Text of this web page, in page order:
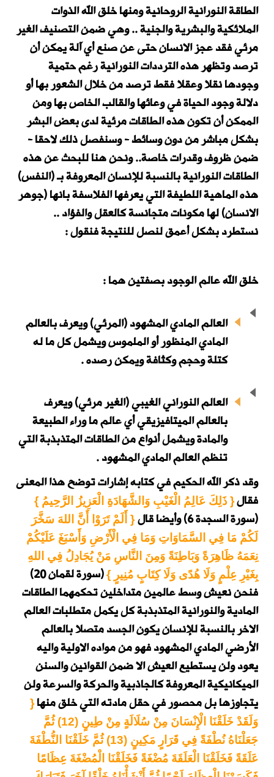
الطاقة النورانية الروحانية ومنها خلق الله الذوات
الملائكية والبشرية والجنية .. وهي ضمن التصنيف الغير
مرئي فقد عجز الانسان حتى عن صنع أي آلة يمكن أن
ترصد وتظهر هذه الترددات النورانية رغم حتمية
وجودها نقلا وعقلا فقط ترصد من خلال الشعور بها أو
دلالة وجود الحياة في وعائها والقالب الخاص بها ومن
الممكن أن تكون هذه الطاقات مرئية لدى بعض البشر
بشكل مباشر من دون وسائط - وسنفصل ذلك لاحقا -
ضمن ظروف وقدرات خاصة.. ونحن هنا للبحث عن هذه
الطاقات النورانية بالنسبة للإنسان المعروفة بـ (النفس)
هذه الماهية اللطيفة التي يعرفها الفلاسفة بانها (جوهر
الانسان) لها مكونات متجانسة كالعقل والفؤاد ..
نستطرد بشكل أعمق لنصل للنتيجة فنقول :
خلق الله عالم الوجود بصفتين هما :
العالم المادي المشهود (المرئي) ويعرف بالعالم
المادي المنظور أو الملموس ويشمل كل ما له
كتلة وحجم وكثافة ويمكن رصده .
العالم النوراني الغيبي (الغير مرئي) ويعرف
بالعالم الميتافيزيقي أي عالم ما وراء الطبيعة
والمادة ويشمل أنواع من الطاقات المتذبذبة التي
تنظم العالم المادي المشهود .
وقد ذكر الله الحكيم في كتابه إشارات توضح هذا المعنى
فقال{ ذَلِكَ عَالِمُ الْغَيْبِ وَالشَّهَادَةِ الْعَزِيزُ الرَّحِيمُ }
(سورة السجدة 6) وأيضا قال{ أَلَمْ تَرَوْا أَنَّ اللهَ سَخَّرَ
لَكُمْ مَا فِي السَّمَاوَاتِ وَمَا فِي الْأَرْضِ وَأَسْبَغَ عَلَيْكُمْ
نِعَمَهُ ظَاهِرَةً وَبَاطِنَةً وَمِنَ النَّاسِ مَنْ يُجَادِلُ فِي اللهِ
بِغَيْرِ عِلْمٍ وَلَا هُدًى وَلَا كِتَابٍ مُنِيرٍ }(سورة لقمان 20)
فنحن نعيش وسط عالمين متداخلين تحكمهما الطاقات
المادية والنورانية المتذبذبة كل يكمل متطلبات العالم
الاخر بالنسبة للإنسان يكون الجسد متصلا بالعالم
الأرضي المادي المشهود فهو من مواده الاولية واليه
يعود ولن يستطيع العيش الا ضمن القوانين والسنن
الميكانيكية المعروفة كالجاذبية والحركة والسرعة ولن
يتجاوزها بل محصور في حقل مادته التي خلق منها{
وَلَقَدْ خَلَقْنَا الْإِنْسَانَ مِنْ سُلَالَةٍ مِنْ طِينٍ (12) ثُمَّ
جَعَلْنَاهُ نُطْفَةً فِي قَرَارٍ مَكِينٍ (13) ثُمَّ خَلَقْنَا النُّطْفَةَ
عَلَقَةً فَخَلَقْنَا الْعَلَقَةَ مُضْغَةً فَخَلَقْنَا الْمُضْغَةَ عِظَامًا